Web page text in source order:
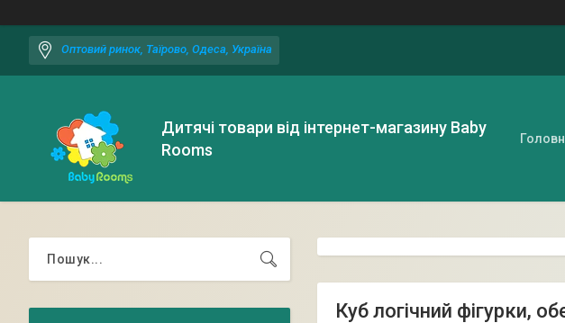
Оптовий ринок, Таїрово, Одеса, Україна
Дитячі товари від інтернет-магазину Baby
Rooms
Куб логічний фігурки,